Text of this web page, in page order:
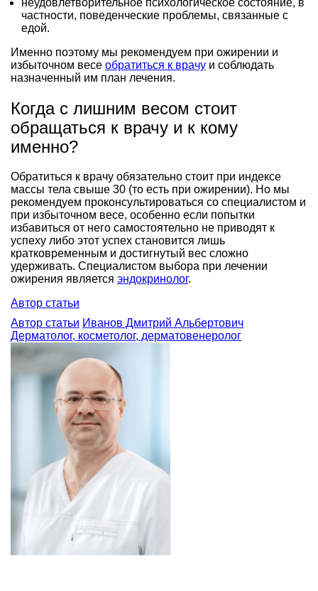
неудовлетворительное психологическое состояние, в
частности, поведенческие проблемы, связанные с
едой.
Именно поэтому мы рекомендуем при ожирении и
избыточном весе обратиться к врачу и соблюдать
назначенный им план лечения.
Когда с лишним весом стоит
обращаться к врачу и к кому
именно?
Обратиться к врачу обязательно стоит при индексе
массы тела свыше 30 (то есть при ожирении). Но мы
рекомендуем проконсультироваться со специалистом и
при избыточном весе, особенно если попытки
избавиться от него самостоятельно не приводят к
успеху либо этот успех становится лишь
кратковременным и достигнутый вес сложно
удерживать. Специалистом выбора при лечении
ожирения является эндокринолог.
Автор статьи
Автор статьи Иванов Дмитрий Альбертович
Дерматолог, косметолог, дерматовенеролог